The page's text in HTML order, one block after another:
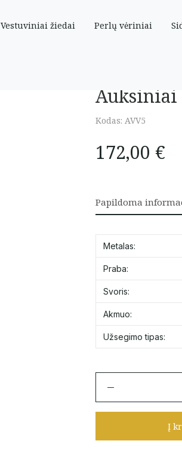
Vestuviniai žiedai Perlų vėriniai
Auksiniai
Kodas: AVV5
172,00 €
Papildoma
Metalas:
Praba:
Svoris:
Akmuo:
Užsegimo tipas:
Auksiniai
emaliu
Į